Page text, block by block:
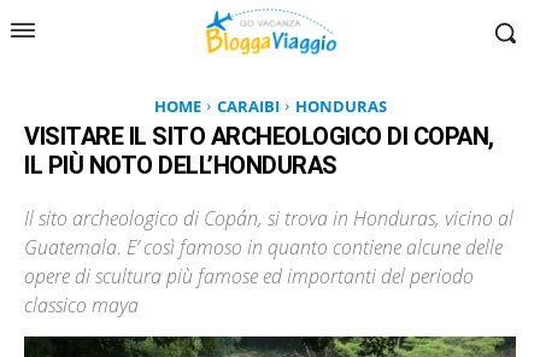
HOME CARAIBI HONDURAS
VISITARE IL SITO ARCHEOLOGICO DI COPAN,
IL PIÙ NOTO DELL’HONDURAS
Il sito archeologico di Copán, si trova in Honduras, vicino al
Guatemala. E’ così famoso in quanto contiene alcune delle
opere di scultura più famose ed importanti del periodo
classico maya